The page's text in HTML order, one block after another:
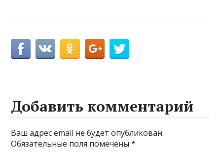
Добавить комментарий
Ваш адрес email не будет опубликован.
Обязательные поля помечены*